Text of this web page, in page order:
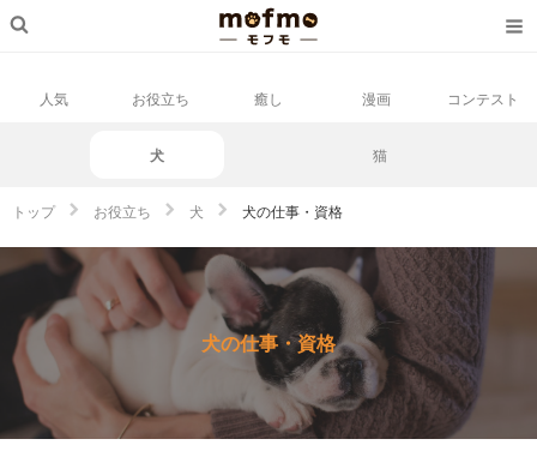
人気 お役立ち 癒し 漫画 コンテスト
犬 猫
トップ お役立ち 犬 犬の仕事・資格
犬の仕事・資格